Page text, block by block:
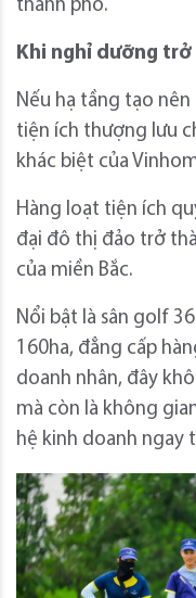
thành phố.
Khi nghỉ dưỡng
Nếu hạ tầng tạo
tiện ích thượng lưu
khác biệt của
Hàng loạt tiện ích
đại đô thị đảo trở
của miền Bắc.
Nổi bật là sân golf
160ha, đẳng cấp
doanh nhân, đây
mà còn là không
hệ kinh doanh ngay